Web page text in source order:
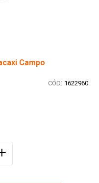
Campo
: 1622960